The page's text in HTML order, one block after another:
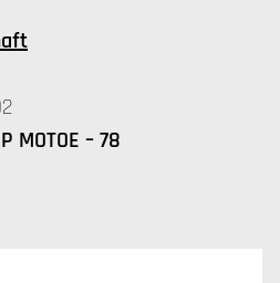
MOTOE – 78